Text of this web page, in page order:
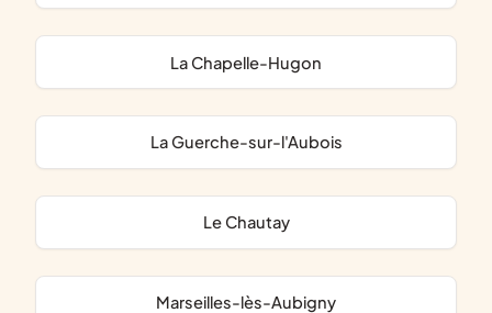
La Chapelle-Hugon
La Guerche-sur-l'Aubois
Le Chautay
Marseilles-lès-Aubigny